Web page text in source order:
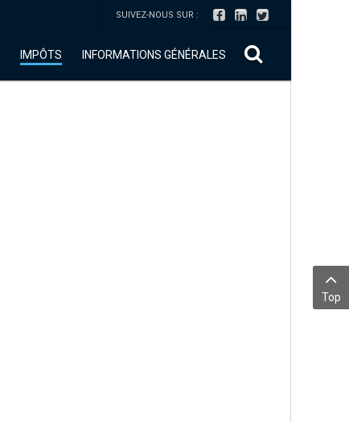
SUIVEZ-NOUS SUR :
IMPÔTS INFORMATIONS GÉNÉRALES
Top